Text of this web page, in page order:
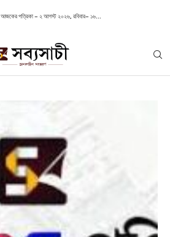
আজকের পত্রিকা – ২ আগস্ট ২০২৬, রবিবার– ১৬...